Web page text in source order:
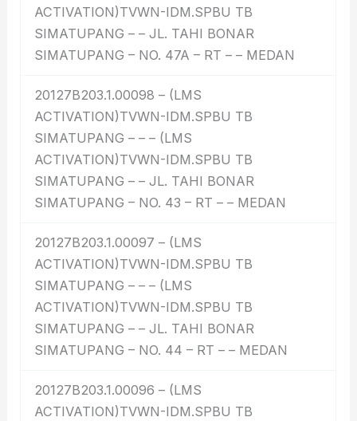
ACTIVATION)TVWN-IDM.SPBU TB
SIMATUPANG – – JL. TAHI BONAR
SIMATUPANG – NO. 47A – RT – – MEDAN
20127B203.1.00098 – (LMS
ACTIVATION)TVWN-IDM.SPBU TB
SIMATUPANG – – – (LMS
ACTIVATION)TVWN-IDM.SPBU TB
SIMATUPANG – – JL. TAHI BONAR
SIMATUPANG – NO. 43 – RT – – MEDAN
20127B203.1.00097 – (LMS
ACTIVATION)TVWN-IDM.SPBU TB
SIMATUPANG – – – (LMS
ACTIVATION)TVWN-IDM.SPBU TB
SIMATUPANG – – JL. TAHI BONAR
SIMATUPANG – NO. 44 – RT – – MEDAN
20127B203.1.00096 – (LMS
ACTIVATION)TVWN-IDM.SPBU TB